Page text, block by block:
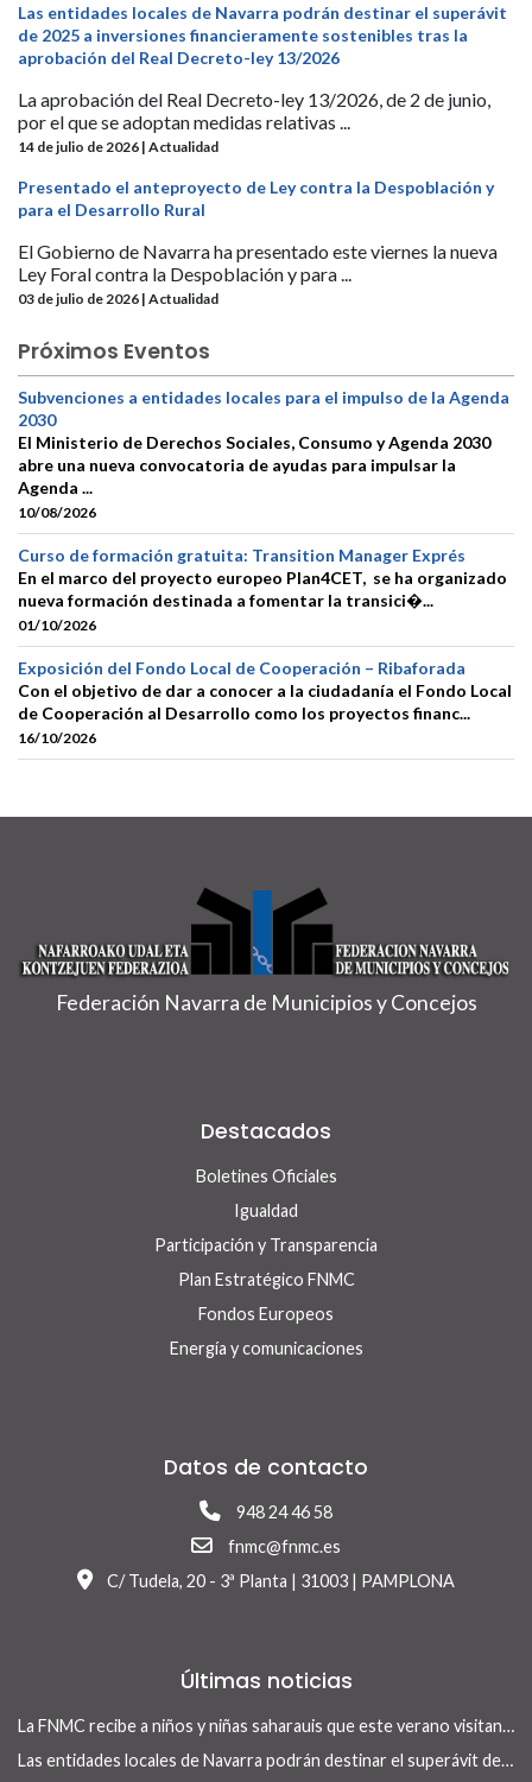
Las entidades locales de Navarra podrán destinar el superávit
de 2025 a inversiones financieramente sostenibles tras la
aprobación del Real Decreto-ley 13/2026
La aprobación del Real Decreto-ley 13/2026, de 2 de junio,
por el que se adoptan medidas relativas ...
14 de julio de 2026 | Actualidad
Presentado el anteproyecto de Ley contra la Despoblación y
para el Desarrollo Rural
El Gobierno de Navarra ha presentado este viernes la nueva
Ley Foral contra la Despoblación y para ...
03 de julio de 2026 | Actualidad
Próximos Eventos
Subvenciones a entidades locales para el impulso de la Agenda
2030
El Ministerio de Derechos Sociales, Consumo y Agenda 2030
abre una nueva convocatoria de ayudas para impulsar la
Agenda ...
10/08/2026
Curso de formación gratuita: Transition Manager Exprés
En el marco del proyecto europeo Plan4CET, se ha organizado
nueva formación destinada a fomentar la transici�...
01/10/2026
Exposición del Fondo Local de Cooperación – Ribaforada
Con el objetivo de dar a conocer a la ciudadanía el Fondo Local
de Cooperación al Desarrollo como los proyectos financ...
16/10/2026
Federación Navarra de Municipios y Concejos
Destacados
Boletines Oficiales
Igualdad
Participación y Transparencia
Plan Estratégico FNMC
Fondos Europeos
Energía y comunicaciones
Datos de contacto
948 24 46 58
fnmc@fnmc.es
C/ Tudela, 20 - 3ª Planta | 31003 | PAMPLONA
Últimas noticias
La FNMC recibe a niños y niñas saharauis que este verano visitan Navarra con el programa Vacaciones en Paz
Las entidades locales de Navarra podrán destinar el superávit de 2025 a inversiones financieramente sostenibles tras la aprobación del Real Decreto-ley 13/2026